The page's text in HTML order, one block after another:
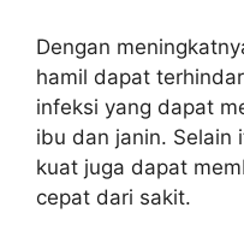
Dengan
hamil dapat
infeksi yang dapat
ibu dan janin. Selain
kuat juga dapat
cepat dari sakit.